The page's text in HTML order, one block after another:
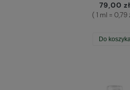
79,00 zł
( 1 ml = 0,79
Do